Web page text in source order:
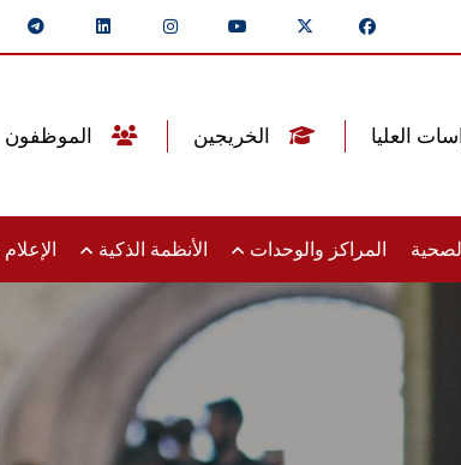
المراكز والوحدات الأنظمة الذكية الإعلام